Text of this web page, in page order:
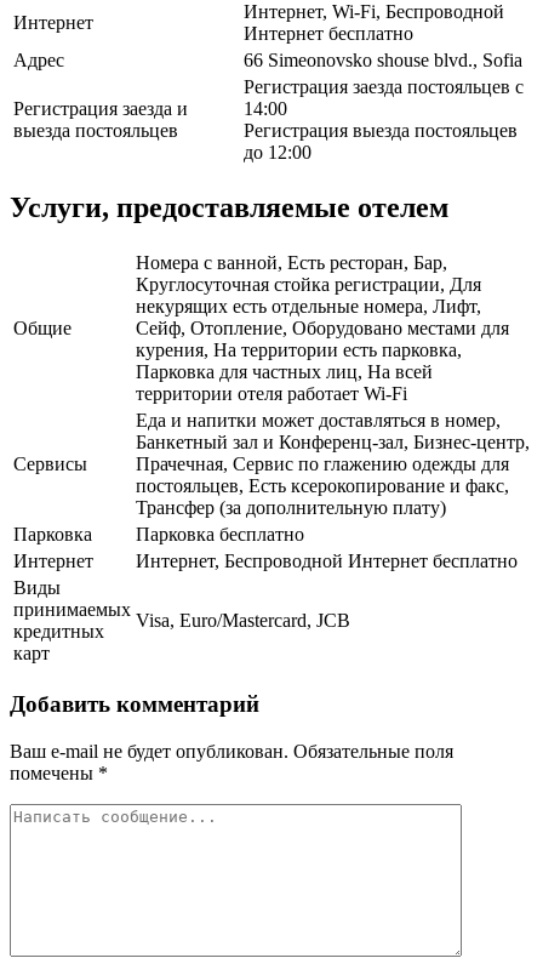
Интернет
Интернет, Wi-Fi, Беспроводной
Интернет бесплатно
Адрес
66 Simeonovsko shouse blvd., Sofia
Регистрация заезда и
выезда постояльцев
Регистрация заезда постояльцев с
14:00
Регистрация выезда постояльцев
до 12:00
Услуги, предоставляемые отелем
Общие
Номера с ванной, Есть ресторан, Бар,
Круглосуточная стойка регистрации, Для
некурящих есть отдельные номера, Лифт,
Сейф, Отопление, Оборудовано местами для
курения, На территории есть парковка,
Парковка для частных лиц, На всей
территории отеля работает Wi-Fi
Сервисы
Еда и напитки может доставляться в номер,
Банкетный зал и Конференц-зал, Бизнес-центр,
Прачечная, Сервис по глажению одежды для
постояльцев, Есть ксерокопирование и факс,
Трансфер (за дополнительную плату)
Парковка
Парковка бесплатно
Интернет
Интернет, Беспроводной Интернет бесплатно
Виды
принимаемых
кредитных
карт
Visa, Euro/Mastercard, JCB
Добавить комментарий
Ваш e-mail не будет опубликован. Обязательные поля
помечены *